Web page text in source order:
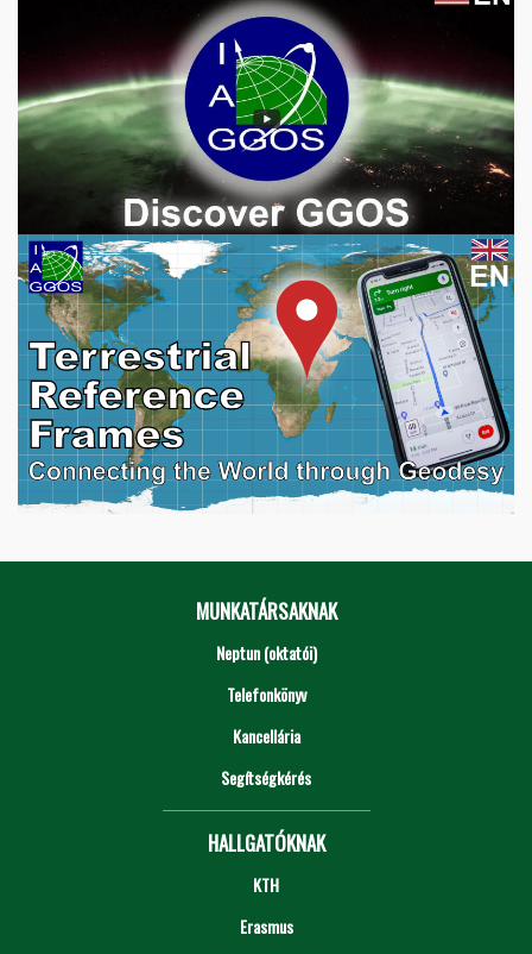
MUNKATÁRSAKNAK
Neptun (oktatói)
Telefonkönyv
Kancellária
Segítségkérés
HALLGATÓKNAK
KTH
Erasmus